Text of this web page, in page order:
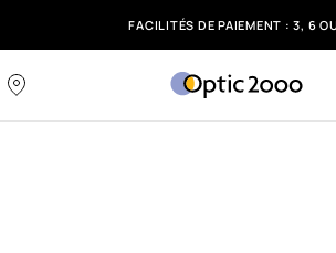
FACILITÉS DE PAIEMENT : 3, 6